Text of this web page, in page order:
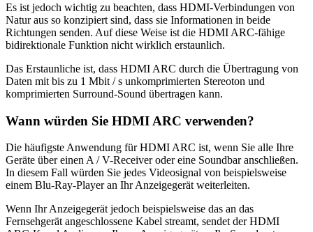
Es ist jedoch wichtig zu beachten, dass HDMI-Verbindungen von
Natur aus so konzipiert sind, dass sie Informationen in beide
Richtungen senden. Auf diese Weise ist die HDMI ARC-fähige
bidirektionale Funktion nicht wirklich erstaunlich.
Das Erstaunliche ist, dass HDMI ARC durch die Übertragung von
Daten mit bis zu 1 Mbit / s unkomprimierten Stereoton und
komprimierten Surround-Sound übertragen kann.
Wann würden Sie HDMI ARC verwenden?
Die häufigste Anwendung für HDMI ARC ist, wenn Sie alle Ihre
Geräte über einen A / V-Receiver oder eine Soundbar anschließen.
In diesem Fall würden Sie jedes Videosignal von beispielsweise
einem Blu-Ray-Player an Ihr Anzeigegerät weiterleiten.
Wenn Ihr Anzeigegerät jedoch beispielsweise das an das
Fernsehgerät angeschlossene Kabel streamt, sendet der HDMI